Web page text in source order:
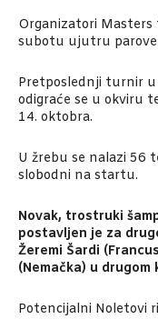
Organizatori
subotu ujutru parove
Pretposlednji turnir u
odigraće se u okviru
14. oktobra.
U žrebu se nalazi 56
slobodni na startu.
Novak, trostruki
postavljen je za
Žeremi Šardi
(Nemačka) u drugom
Potencijalni Noletovi